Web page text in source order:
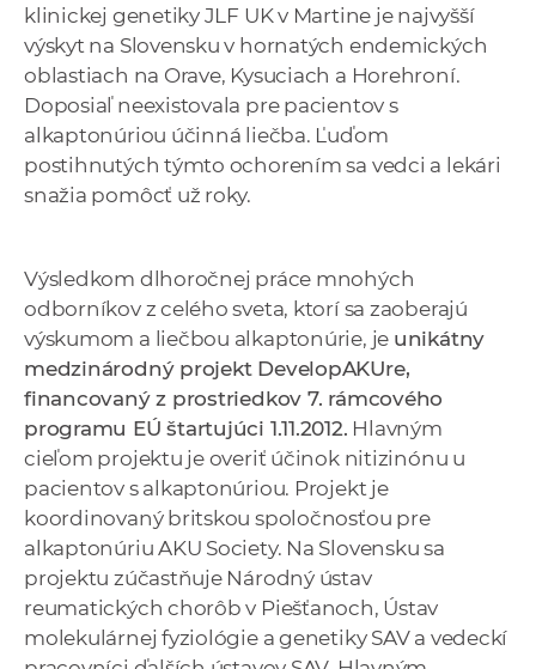
klinickej genetiky JLF UK v Martine je najvyšší
výskyt na Slovensku v hornatých endemických
oblastiach na Orave, Kysuciach a Horehroní.
Doposiaľ neexistovala pre pacientov s
alkaptonúriou účinná liečba. Ľuďom
postihnutých týmto ochorením sa vedci a lekári
snažia pomôcť už roky.
Výsledkom dlhoročnej práce mnohých
odborníkov z celého sveta, ktorí sa zaoberajú
výskumom a liečbou alkaptonúrie, je unikátny
medzinárodný projekt DevelopAKUre,
financovaný z prostriedkov 7. rámcového
programu EÚ štartujúci 1.11.2012. Hlavným
cieľom projektu je overiť účinok nitizinónu u
pacientov s alkaptonúriou. Projekt je
koordinovaný britskou spoločnosťou pre
alkaptonúriu AKU Society. Na Slovensku sa
projektu zúčastňuje Národný ústav
reumatických chorôb v Piešťanoch, Ústav
molekulárnej fyziológie a genetiky SAV a vedeckí